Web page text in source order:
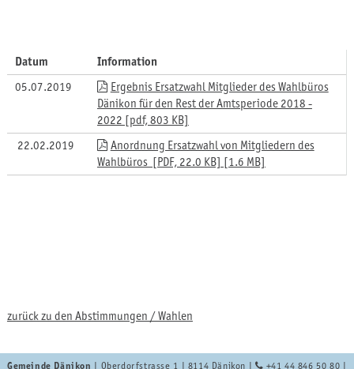
Datum
Information
05.07.2019
Ergebnis Ersatzwahl Mitglieder des Wahlbüros
Dänikon für den Rest der Amtsperiode 2018 -
2022 [pdf, 803 KB]
22.02.2019
Anordnung Ersatzwahl von Mitgliedern des
Wahlbüros [PDF, 22.0 KB] [1.6 MB]
zurück zu den Abstimmungen / Wahlen
Gemeinde Dänikon | Oberdorfstrasse 1 | 8114 Dänikon | +41 44 846 50 80